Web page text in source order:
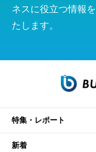
ネスに役立つ情報
たします。
特集・レポート
新着